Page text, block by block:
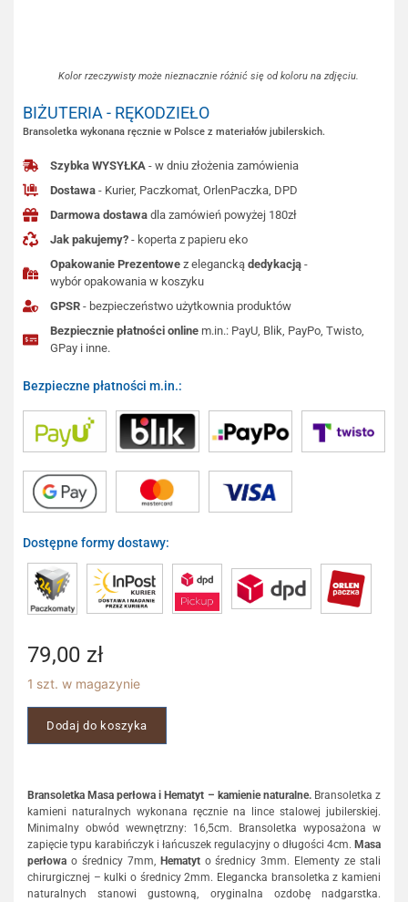
Kolor rzeczywisty może nieznacznie różnić się od koloru na zdjęciu.
BIŻUTERIA - RĘKODZIEŁO
Bransoletka wykonana ręcznie w Polsce z materiałów jubilerskich.
Szybka WYSYŁKA - w dniu złożenia zamówienia
Dostawa - Kurier, Paczkomat, OrlenPaczka, DPD
Darmowa dostawa dla zamówień powyżej 180zł
Jak pakujemy? - koperta z papieru eko
Opakowanie Prezentowe z eleganckądedykacją -
wybór opakowania w koszyku
GPSR - bezpieczeństwo użytkownia produktów
Bezpiecznie płatności online m.in.: PayU, Blik, PayPo, Twisto,
GPay i inne.
Bezpieczne płatności m.in.:
Dostępne formy dostawy:
79,00 zł
1 szt. w magazynie
Dodaj do koszyka
Bransoletka Masa perłowa i Hematyt – kamienie naturalne.Bransoletka z
kamieni naturalnych wykonana ręcznie na lince stalowej jubilerskiej.
Minimalny obwód wewnętrzny: 16,5cm. Bransoletka wyposażona w
zapięcie typu karabińczyk i łańcuszek regulacyjny o długości 4cm. Masa
perłowa o średnicy 7mm, Hematyto średnicy 3mm. Elementy ze stali
chirurgicznej – kulki o średnicy 2mm. Elegancka bransoletka z kamieni
naturalnych stanowi gustowną, oryginalna ozdobę nadgarstka.